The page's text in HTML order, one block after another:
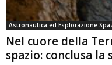
Astronautica ed Esplorazione
Nel cuore della
spazio: conclusa la